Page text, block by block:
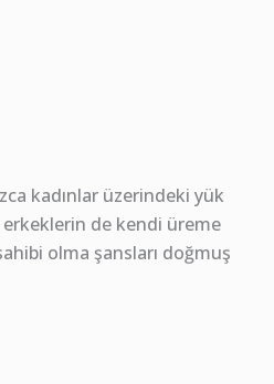
kadınlar üzerindeki yük
de kendi üreme
olma şansları doğmuş